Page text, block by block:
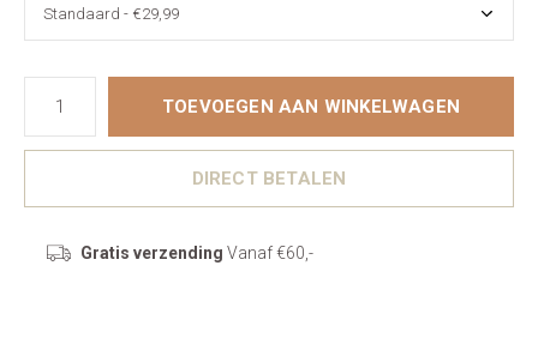
TOEVOEGEN AAN WINKELWAGEN
DIRECT BETALEN
Gratis verzending Vanaf €60,-